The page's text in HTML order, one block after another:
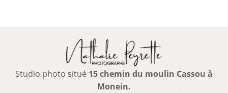
Studio photo situé 15 chemin du moulin Cassou à
Monein.